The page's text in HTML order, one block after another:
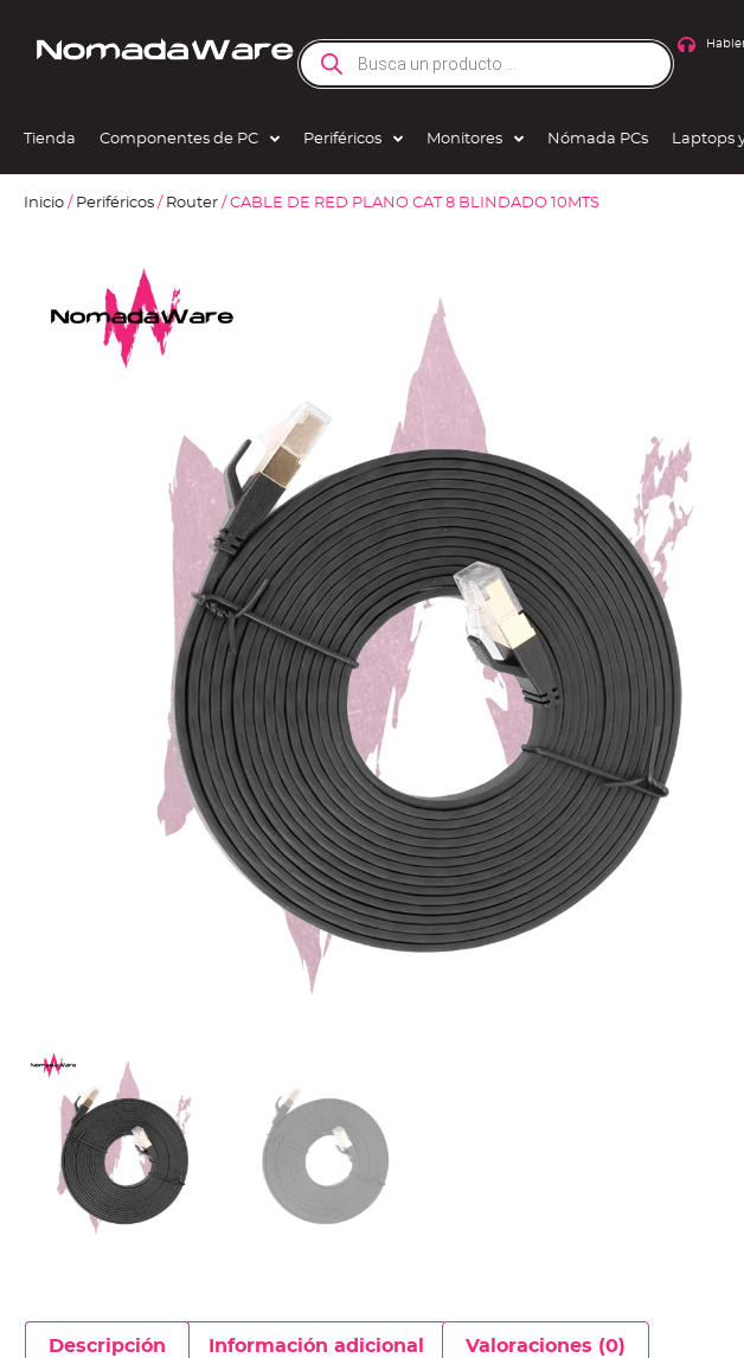
Tienda Componentes de PC Periféricos Monitores Nómada PCs Laptops
Inicio / Periféricos / Router / CABLE DE RED PLANO CAT 8 BLINDADO 10MTS
Descripción Información adicional Valoraciones (0)